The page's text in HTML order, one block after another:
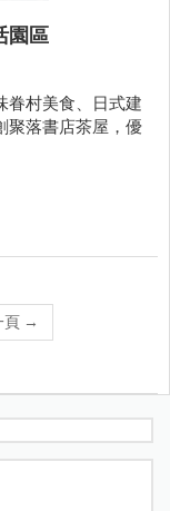
園區
眷村美食、日式建
聚落書店茶屋，優
頁 →